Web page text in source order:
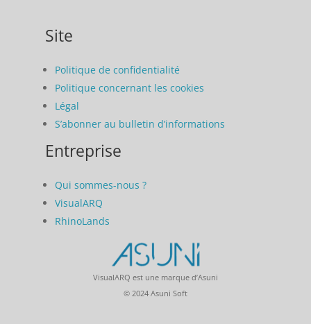
Site
Politique de confidentialité
Politique concernant les cookies
Légal
S’abonner au bulletin d’informations
Entreprise
Qui sommes-nous ?
VisualARQ
RhinoLands
VisualARQ est une marque d’Asuni
© 2024 Asuni Soft